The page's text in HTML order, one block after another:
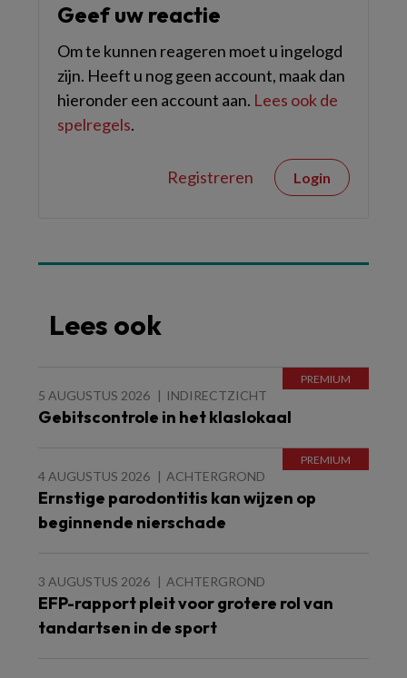
Geef uw reactie
Om te kunnen reageren moet u ingelogd
zijn. Heeft u nog geen account, maak dan
hieronder een account aan. Lees ook de
spelregels.
Registreren Login
Lees ook
5 AUGUSTUS 2026 INDIRECTZICHT
Gebitscontrole in het klaslokaal
4 AUGUSTUS 2026 ACHTERGROND
Ernstige parodontitis kan wijzen op
beginnende nierschade
3 AUGUSTUS 2026 ACHTERGROND
EFP-rapport pleit voor grotere rol van
tandartsen in de sport